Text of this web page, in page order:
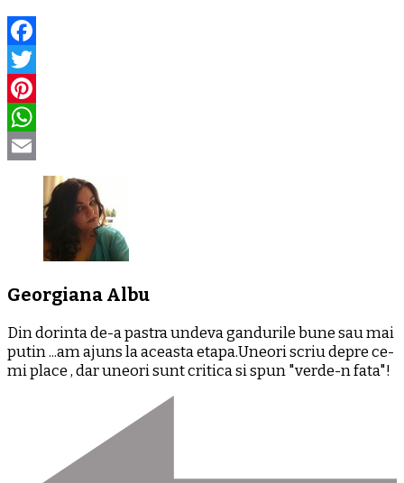
Facebook
Twitter
Pinterest
WhatsApp
Email
Georgiana Albu
Din dorinta de-a pastra undeva gandurile bune sau mai
putin ...am ajuns la aceasta etapa.Uneori scriu depre ce-
mi place , dar uneori sunt critica si spun "verde-n fata"!